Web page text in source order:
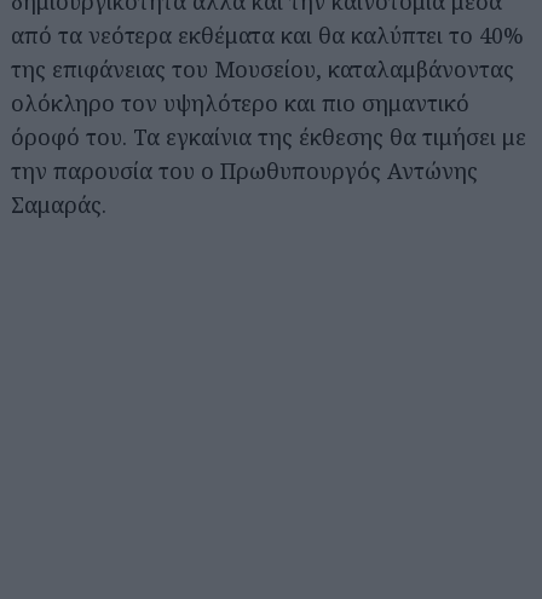
από τα νεότερα εκθέματα και θα καλύπτει το 40%
της επιφάνειας του Μουσείου, καταλαμβάνοντας
ολόκληρο τον υψηλότερο και πιο σημαντικό
όροφό του. Τα εγκαίνια της έκθεσης θα τιμήσει με
την παρουσία του ο Πρωθυπουργός Αντώνης
Σαμαράς.